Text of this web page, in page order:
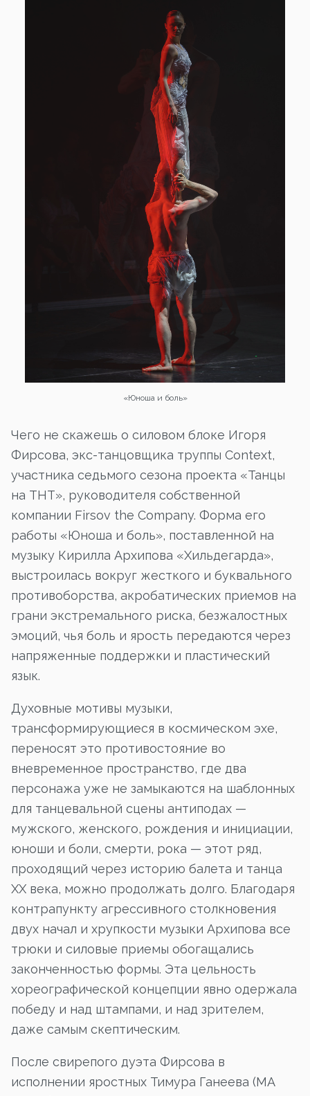
«Юноша и боль»
Чего не скажешь о силовом блоке Игоря
Фирсова, экс-танцовщика труппы Context,
участника седьмого сезона проекта «Танцы
на ТНТ», руководителя собственной
компании Firsov the Company. Форма его
работы «Юноша и боль», поставленной на
музыку Кирилла Архипова «Хильдегарда»,
выстроилась вокруг жесткого и буквального
противоборства, акробатических приемов на
грани экстремального риска, безжалостных
эмоций, чья боль и ярость передаются через
напряженные поддержки и пластический
язык.
Духовные мотивы музыки,
трансформирующиеся в космическом эхе,
переносят это противостояние во
вневременное пространство, где два
персонажа уже не замыкаются на шаблонных
для танцевальной сцены антиподах —
мужского, женского, рождения и инициации,
юноши и боли, смерти, рока — этот ряд,
проходящий через историю балета и танца
XX века, можно продолжать долго. Благодаря
контрапункту агрессивного столкновения
двух начал и хрупкости музыки Архипова все
трюки и силовые приемы обогащались
законченностью формы. Эта цельность
хореографической концепции явно одержала
победу и над штампами, и над зрителем,
даже самым скептическим.
После свирепого дуэта Фирсова в
исполнении яростных Тимура Ганеева (MA